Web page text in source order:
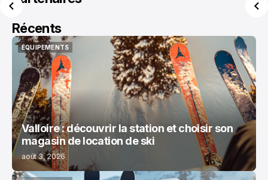
Récents
ÉQUIPEMENTS
ÉQUIPEMENTS
Valloire : découvrir la station et choisir son
magasin de location de ski
août 3, 2026